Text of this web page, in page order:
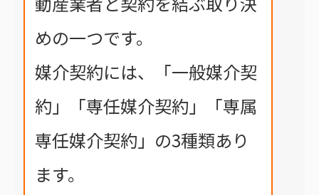
めの一つです。
媒介契約には、「一般媒介契
約」「専任媒介契約」「専属
専任媒介契約」の3種類あり
ます。